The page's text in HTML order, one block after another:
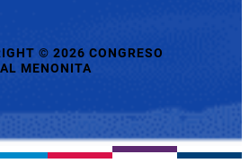
© 2026 CONGRESO
MENONITA